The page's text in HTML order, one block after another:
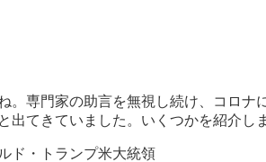
。専門家の助言を無視し続け、コロ
てきていました。いくつかを紹介し
ド・トランプ米大統領